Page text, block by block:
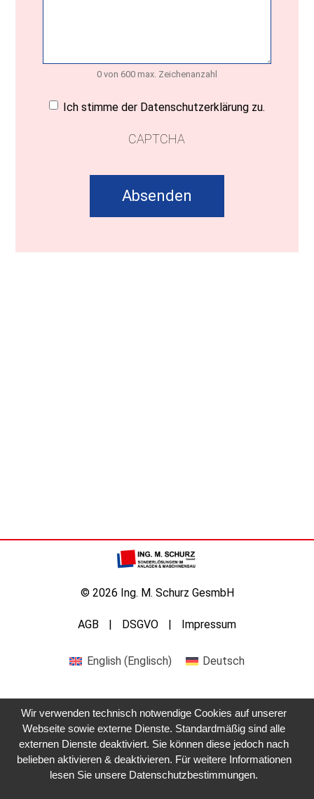
0 von 600 max. Zeichenanzahl
Einwilligung(erforderlich)
Ich stimme der Datenschutzerklärung zu.
CAPTCHA
© 2026 Ing. M. Schurz GesmbH
AGB DSGVO Impressum
English(Englisch) Deutsch
Wir verwenden technisch notwendige Cookies auf unserer
Webseite sowie externe Dienste. Standardmäßig sind alle
externen Dienste deaktiviert. Sie können diese jedoch nach
belieben aktivieren & deaktivieren. Für weitere Informationen
lesen Sie unsere Datenschutzbestimmungen.